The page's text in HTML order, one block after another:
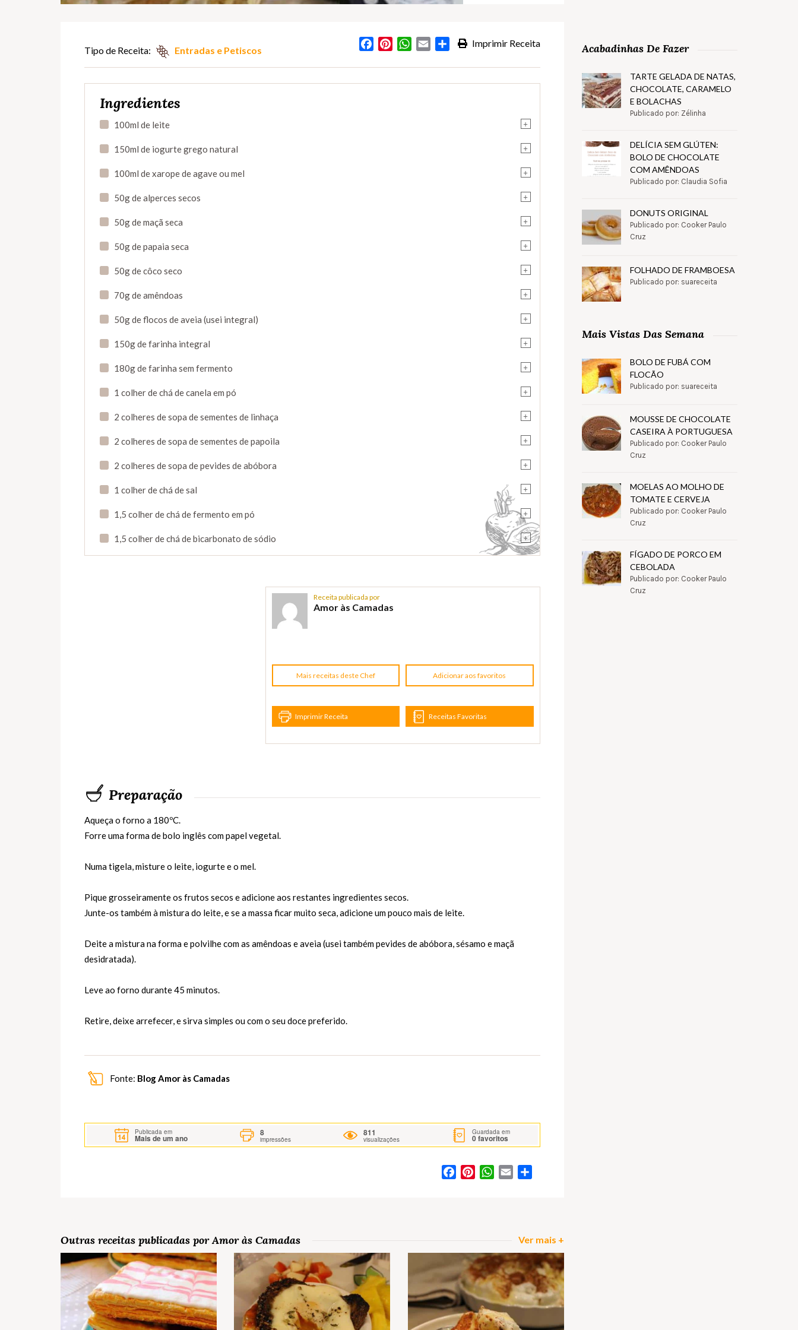
Imprimir Receita
FacebookPinterestWhatsApp
Email Partilhar
Tipo de Receita: Entradas e Petiscos
Ingredientes
+
100ml de leite
+
150ml de iogurte grego natural
+
100ml de xarope de agave ou mel
+
50g de alperces secos
+
50g de maçã seca
+
50g de papaia seca
+
50g de côco seco
+
70g de amêndoas
+
50g de flocos de aveia (usei integral)
+
150g de farinha integral
+
180g de farinha sem fermento
+
1 colher de chá de canela em pó
+
2 colheres de sopa de sementes de linhaça
+
2 colheres de sopa de sementes de papoila
+
2 colheres de sopa de pevides de abóbora
+
1 colher de chá de sal
+
1,5 colher de chá de fermento em pó
+
1,5 colher de chá de bicarbonato de sódio
Receita publicada por
Amor às Camadas
Mais receitas deste Chef Adicionar aos favoritos
Imprimir Receita Receitas Favoritas
Preparação
Aqueça o forno a 180ºC.
Forre uma forma de bolo inglês com papel vegetal.
Numa tigela, misture o leite, iogurte e o mel.
Pique grosseiramente os frutos secos e adicione aos restantes ingredientes secos.
Junte-os também à mistura do leite, e se a massa ficar muito seca, adicione um pouco mais de leite.
Deite a mistura na forma e polvilhe com as amêndoas e aveia (usei também pevides de abóbora, sésamo e maçã
desidratada).
Leve ao forno durante 45 minutos.
Retire, deixe arrefecer, e sirva simples ou com o seu doce preferido.
Fonte: Blog Amor às Camadas
Publicada em
Mais de um ano
8
impressões
811
visualizações
Guardada em
0favoritos
FacebookPinterestWhatsApp
Email
Outras receitas publicadas por Amor às Camadas Ver mais +
Acabadinhas De Fazer
TARTE GELADA DE NATAS,
CHOCOLATE, CARAMELO
E BOLACHAS
Publicado por: Zélinha
DELÍCIA SEM GLÚTEN:
BOLO DE CHOCOLATE
COM AMÊNDOAS
Publicado por: Claudia Sofia
DONUTS ORIGINAL
Publicado por: Cooker Paulo
Cruz
FOLHADO DE FRAMBOESA
Publicado por: suareceita
Mais Vistas Das Semana
BOLO DE FUBÁ COM
FLOCÃO
Publicado por: suareceita
MOUSSE DE CHOCOLATE
CASEIRA À PORTUGUESA
Publicado por: Cooker Paulo
Cruz
MOELAS AO MOLHO DE
TOMATE E CERVEJA
Publicado por: Cooker Paulo
Cruz
FÍGADO DE PORCO EM
CEBOLADA
Publicado por: Cooker Paulo
Cruz